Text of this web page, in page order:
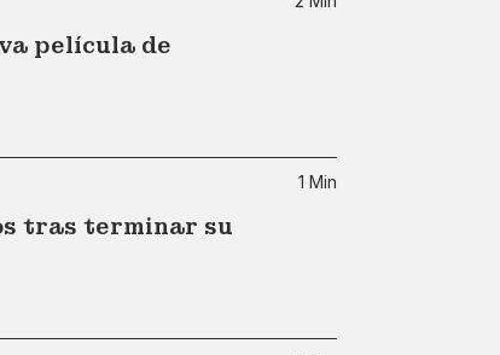
película de
1 Min
tras terminar su